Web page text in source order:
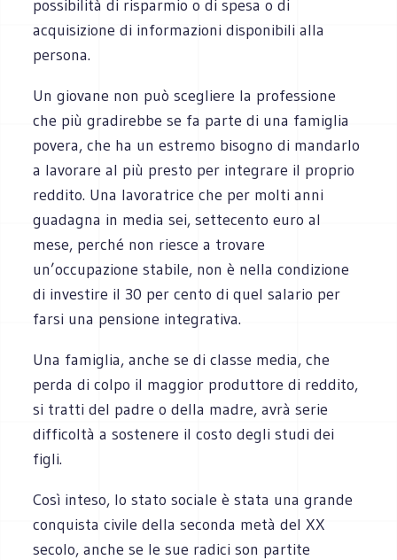
possibilità di risparmio o di spesa o di
acquisizione di informazioni disponibili alla
persona.
Un giovane non può scegliere la professione
che più gradirebbe se fa parte di una famiglia
povera, che ha un estremo bisogno di mandarlo
a lavorare al più presto per integrare il proprio
reddito. Una lavoratrice che per molti anni
guadagna in media sei, settecento euro al
mese, perché non riesce a trovare
un’occupazione stabile, non è nella condizione
di investire il 30 per cento di quel salario per
farsi una pensione integrativa.
Una famiglia, anche se di classe media, che
perda di colpo il maggior produttore di reddito,
si tratti del padre o della madre, avrà serie
difficoltà a sostenere il costo degli studi dei
figli.
Così inteso, lo stato sociale è stata una grande
conquista civile della seconda metà del XX
secolo, anche se le sue radici son partite